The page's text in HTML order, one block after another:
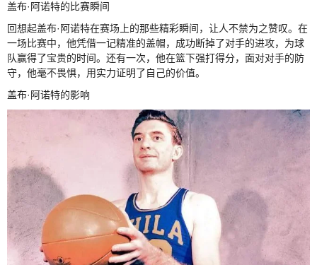
盖布·阿诺特的比赛瞬间
回想起盖布·阿诺特在赛场上的那些精彩瞬间，让人不禁为之赞叹。在
一场比赛中，他凭借一记精准的盖帽，成功断掉了对手的进攻，为球
队赢得了宝贵的时间。还有一次，他在篮下强打得分，面对对手的防
守，他毫不畏惧，用实力证明了自己的价值。
盖布·阿诺特的影响